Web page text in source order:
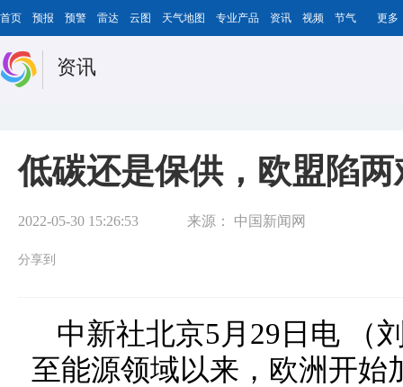
首页 预报 预警 雷达 云图 天气地图 专业产品 资讯 视频 节气 更多
资讯
低碳还是保供，欧盟陷两
2022-05-30 15:26:53 来源： 中国新闻网
分享到
中新社北京5月29日电 （
至能源领域以来，欧洲开始